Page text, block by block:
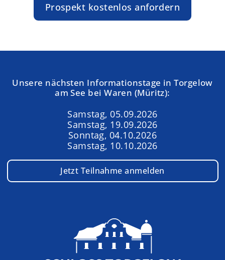
Prospekt kostenlos anfordern
Unsere nächsten Informationstage in Torgelow
am See bei Waren (Müritz):
Samstag, 05.09.2026
Samstag, 19.09.2026
Sonntag, 04.10.2026
Samstag, 10.10.2026
Jetzt Teilnahme anmelden